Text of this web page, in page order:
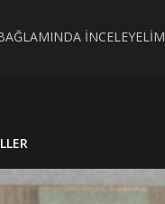
İNCELEYELİM